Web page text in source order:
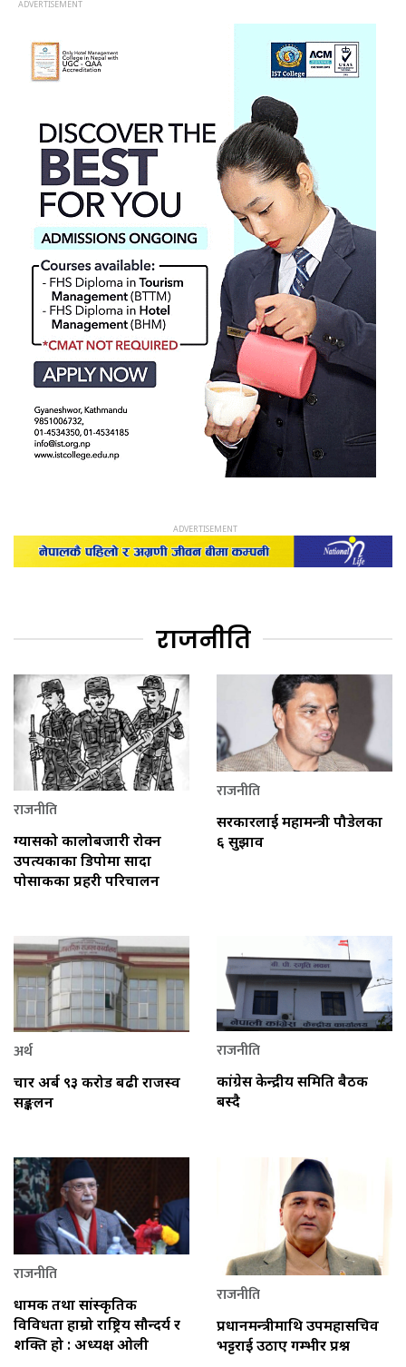
राजनीति
राजनीति
ग्यासको कालोबजारी रोक्न
उपत्यकाका डिपोमा सादा
पोसाकका प्रहरी परिचालन
राजनीति
सरकारलाई महामन्त्री पौडेलका
६ सुझाव
अर्थ
चार अर्ब ९३ करोड बढी राजस्व
सङ्कलन
राजनीति
कांग्रेस केन्द्रीय समिति बैठक
बस्दै
राजनीति
धार्मिक तथा सांस्कृतिक
विविधता हाम्रो राष्ट्रिय सौन्दर्य र
शक्ति हो : अध्यक्ष ओली
राजनीति
प्रधानमन्त्रीमाथि उपमहासचिव
भट्टराई उठाए गम्भीर प्रश्न